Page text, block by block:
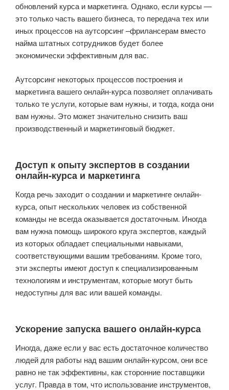
обновлений курса и маркетинга. Однако, если курсы —
это только часть вашего бизнеса, то передача тех или
иных процессов на аутсорсинг –фрилансерам вместо
найма штатных сотрудников будет более
экономически эффективным для вас.
Аутсорсинг некоторых процессов построения и
маркетинга вашего онлайн-курса позволяет оплачивать
только те услуги, которые вам нужны, и тогда, когда они
вам нужны. Это может значительно снизить ваш
производственный и маркетинговый бюджет.
Доступ к опыту экспертов в создании
онлайн-курса и маркетинга
Когда речь заходит о создании и маркетинге онлайн-
курса, опыт нескольких человек из собственной
команды не всегда оказывается достаточным. Иногда
вам нужна помощь широкого круга экспертов, каждый
из которых обладает специальными навыками,
соответствующими вашим требованиям. Кроме того,
эти эксперты имеют доступ к специализированным
технологиям и инструментам, которые могут быть
недоступны для вас или вашей команды.
Ускорение запуска вашего онлайн-курса
Иногда, даже если у вас есть достаточное количество
людей для работы над вашим онлайн-курсом, они все
равно не так эффективны, как сторонние поставщики
услуг. Правда в том, что использование инструментов,